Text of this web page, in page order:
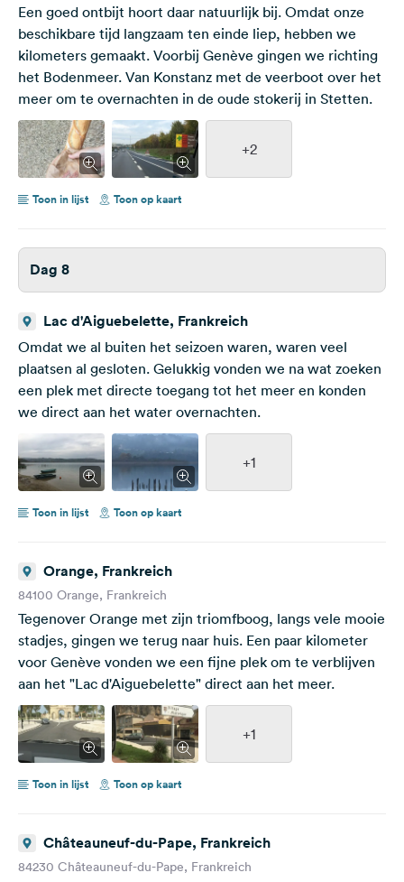
Een goed ontbijt hoort daar natuurlijk bij. Omdat onze
beschikbare tijd langzaam ten einde liep, hebben we
kilometers gemaakt. Voorbij Genève gingen we richting
het Bodenmeer. Van Konstanz met de veerboot over het
meer om te overnachten in de oude stokerij in Stetten.
+2
Toon in lijst Toon op kaart
Dag 8
Lac d'Aiguebelette, Frankreich
Omdat we al buiten het seizoen waren, waren veel
plaatsen al gesloten. Gelukkig vonden we na wat zoeken
een plek met directe toegang tot het meer en konden
we direct aan het water overnachten.
+1
Toon in lijst Toon op kaart
Orange, Frankreich
84100 Orange, Frankreich
Tegenover Orange met zijn triomfboog, langs vele mooie
stadjes, gingen we terug naar huis. Een paar kilometer
voor Genève vonden we een fijne plek om te verblijven
aan het "Lac d'Aiguebelette" direct aan het meer.
+1
Toon in lijst Toon op kaart
Châteauneuf-du-Pape, Frankreich
84230 Châteauneuf-du-Pape, Frankreich